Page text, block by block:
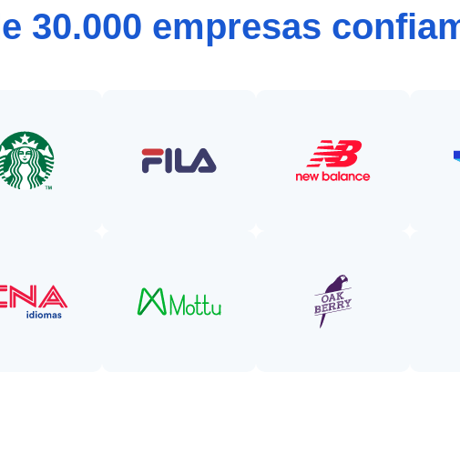
30.000 empresas